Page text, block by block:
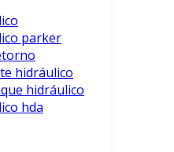
parker
hidráulico
hidráulico
hda